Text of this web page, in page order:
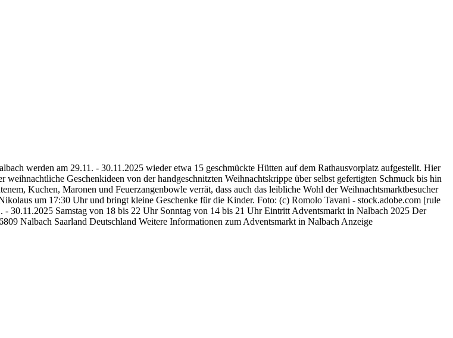
werden am 29.11. - 30.11.2025 wieder etwa 15 geschmückte Hütten auf dem Rathausvorplatz aufgestellt. Hier
Geschenkideen von der handgeschnitzten Weihnachtskrippe über selbst gefertigten Schmuck bis hin
Kuchen, Maronen und Feuerzangenbowle verrät, dass auch das leibliche Wohl der Weihnachtsmarktbesucher
um 17:30 Uhr und bringt kleine Geschenke für die Kinder. Foto: (c) Romolo Tavani - stock.adobe.com [rule
Samstag von 18 bis 22 Uhr Sonntag von 14 bis 21 Uhr Eintritt Adventsmarkt in Nalbach 2025 Der
Nalbach Saarland Deutschland Weitere Informationen zum Adventsmarkt in Nalbach Anzeige